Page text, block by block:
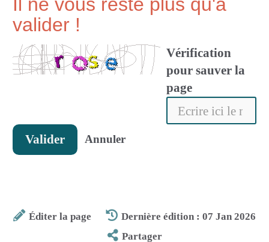
valider !
Vérification
pour sauver la
page
Valider Annuler
Éditer la page
Dernière édition : 07 Jan 2026
Partager